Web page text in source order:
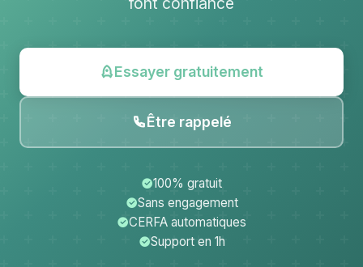
Essayer gratuitement
Être rappelé
100% gratuit
Sans engagement
CERFA automatiques
Support en 1h